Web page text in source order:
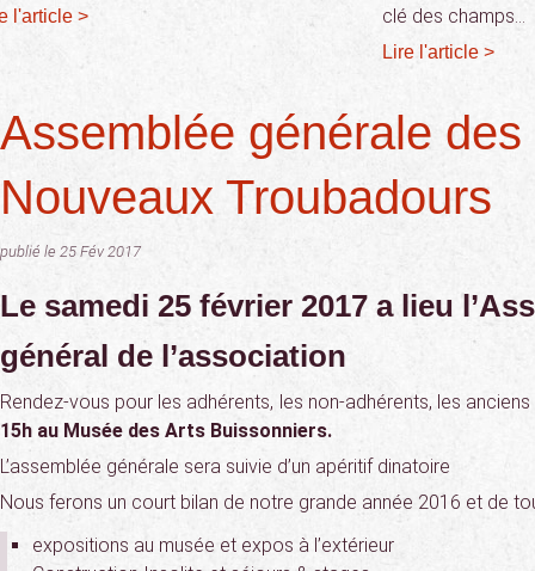
l'article >
clé des champs…
Lire l'article >
Assemblée générale des
Nouveaux Troubadours
publié le 25 Fév 2017
Le samedi 25 février 2017 a lieu
général de l’association
Rendez-vous pour les adhérents, les non-adhérents, les
15h au Musée des Arts Buissonniers.
L’assemblée générale sera suivie d’un apéritif dinatoire
Nous ferons un court bilan de notre grande année 2016 et de
expositions au musée et expos à l’extérieur